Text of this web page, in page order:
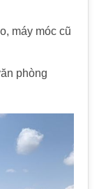
máy móc cũ
phòng